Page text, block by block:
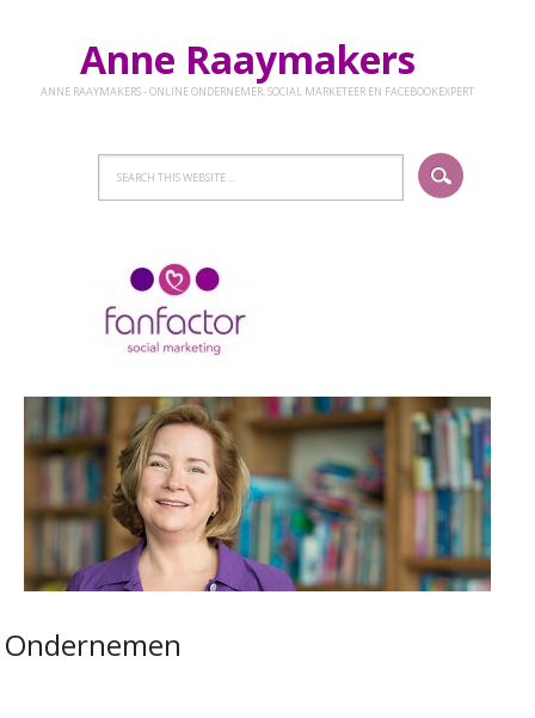
Anne Raaymakers
ANNE RAAYMAKERS - ONLINE ONDERNEMER, SOCIAL MARKETEER EN FACEBOOKEXPERT
Ondernemen